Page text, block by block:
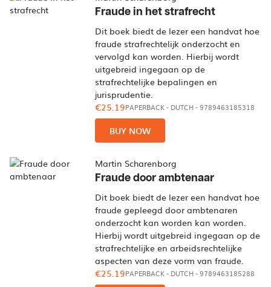
Fraude in het strafrecht
Dit boek biedt de lezer een handvat hoe
fraude strafrechtelijk onderzocht en
vervolgd kan worden. Hierbij wordt
uitgebreid ingegaan op de
strafrechtelijke bepalingen en
jurisprudentie.
€25.19PAPERBACK- DUTCH- 9789463185318
BUY NOW
Martin Scharenborg
Fraude door ambtenaar
Dit boek biedt de lezer een handvat hoe
fraude gepleegd door ambtenaren
onderzocht kan worden kan worden.
Hierbij wordt uitgebreid ingegaan op de
strafrechtelijke en arbeidsrechtelijke
aspecten van deze vorm van fraude.
€25.19PAPERBACK- DUTCH- 9789463185288